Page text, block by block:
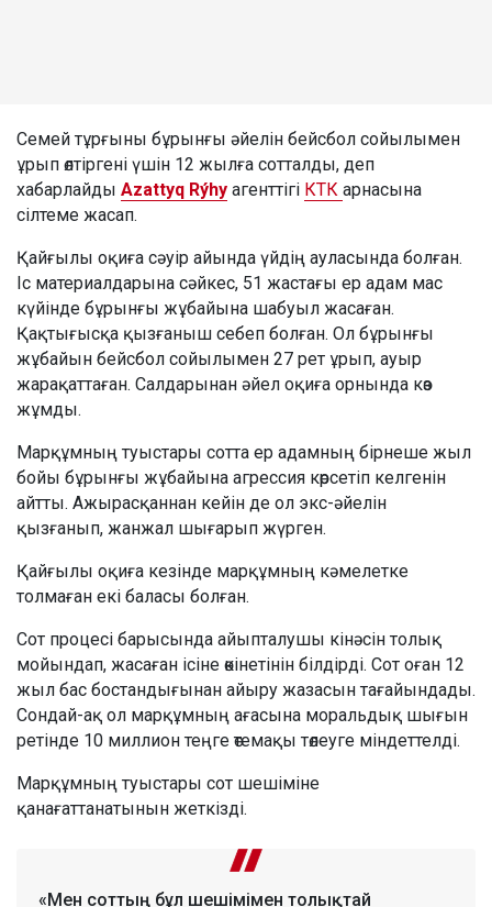
Семей тұрғыны бұрынғы әйелін бейсбол сойылымен
ұрып өлтіргені үшін 12 жылға сотталды, деп
хабарлайды Azattyq Rýhy агенттігі КТК арнасына
сілтеме жасап.
Қайғылы оқиға сәуір айында үйдің ауласында болған.
Іс материалдарына сәйкес, 51 жастағы ер адам мас
күйінде бұрынғы жұбайына шабуыл жасаған.
Қақтығысқа қызғаныш себеп болған. Ол бұрынғы
жұбайын бейсбол сойылымен 27 рет ұрып, ауыр
жарақаттаған. Салдарынан әйел оқиға орнында көз
жұмды.
Марқұмның туыстары сотта ер адамның бірнеше жыл
бойы бұрынғы жұбайына агрессия көрсетіп келгенін
айтты. Ажырасқаннан кейін де ол экс-әйелін
қызғанып, жанжал шығарып жүрген.
Қайғылы оқиға кезінде марқұмның кәмелетке
толмаған екі баласы болған.
Сот процесі барысында айыпталушы кінәсін толық
мойындап, жасаған ісіне өкінетінін білдірді. Сот оған 12
жыл бас бостандығынан айыру жазасын тағайындады.
Сондай-ақ ол марқұмның ағасына моральдық шығын
ретінде 10 миллион теңге өтемақы төлеуге міндеттелді.
Марқұмның туыстары сот шешіміне
қанағаттанатынын жеткізді.
«Мен соттың бұл шешімімен толықтай